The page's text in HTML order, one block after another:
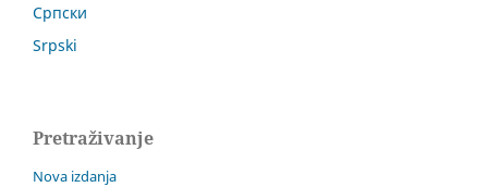
Српски
Srpski
Pretraživanje
Nova izdanja